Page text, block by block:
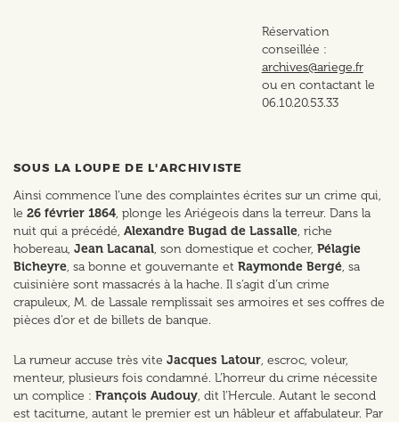
Réservation
conseillée :
archives@ariege.fr
ou en contactant le
06.10.20.53.33
SOUS LA LOUPE DE L'ARCHIVISTE
Ainsi commence l’une des complaintes écrites sur un crime qui,
le 26 février 1864, plonge les Ariégeois dans la terreur. Dans la
nuit qui a précédé, Alexandre Bugad de Lassalle, riche
hobereau, Jean Lacanal, son domestique et cocher, Pélagie
Bicheyre, sa bonne et gouvernante et Raymonde Bergé, sa
cuisinière sont massacrés à la hache. Il s’agit d’un crime
crapuleux, M. de Lassale remplissait ses armoires et ses coffres de
pièces d’or et de billets de banque.
La rumeur accuse très vite Jacques Latour, escroc, voleur,
menteur, plusieurs fois condamné. L’horreur du crime nécessite
un complice : François Audouy, dit l’Hercule. Autant le second
est taciturne, autant le premier est un hâbleur et affabulateur. Par